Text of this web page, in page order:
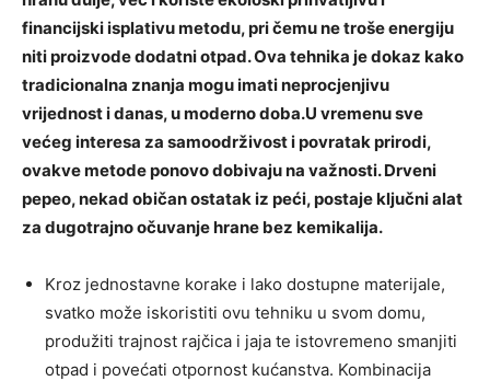
financijski isplativu metodu, pri čemu ne troše energiju
niti proizvode dodatni otpad. Ova tehnika je dokaz kako
tradicionalna znanja mogu imati neprocjenjivu
vrijednost i danas, u moderno doba.U vremenu sve
većeg interesa za samoodrživost i povratak prirodi,
ovakve metode ponovo dobivaju na važnosti. Drveni
pepeo, nekad običan ostatak iz peći, postaje ključni alat
za dugotrajno očuvanje hrane bez kemikalija.
Kroz jednostavne korake i lako dostupne materijale,
svatko može iskoristiti ovu tehniku u svom domu,
produžiti trajnost rajčica i jaja te istovremeno smanjiti
otpad i povećati otpornost kućanstva. Kombinacija